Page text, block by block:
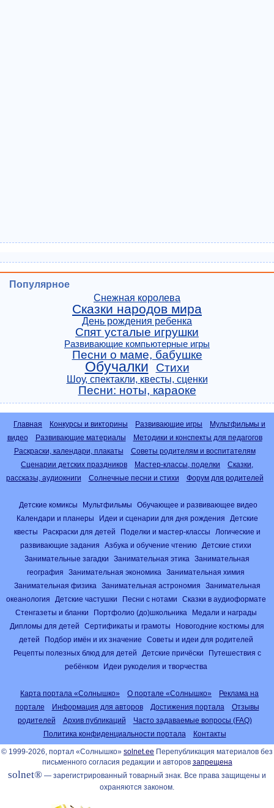
Популярное
Снежная королева
Сказки народов мира
День рождения ребенка
Спят усталые игрушки
Развивающие компьютерные игры
Песни о маме, бабушке
Обучалки Стихи
Шоу, спектакли, квесты, сценки
Песни: ноты, караоке
Главная Конкурсы и викторины Развивающие игры
Мультфильмы и
видео
Развивающие материалы
Методики и конспекты для педагогов
Раскраски, календари, плакаты
Советы родителям и воспитателям
Сценарии детских праздников
Мастер-классы, поделки
Сказки,
рассказы, аудиокниги
Солнечные песни и стихи Форум для родителей
Детские комиксы Мультфильмы
Обучающее и развивающее видео
Календари и планеры
Идеи и сценарии для дня рождения
Детские
квесты
Раскраски для детей Поделки и мастер-классы
Логические и
развивающие задания
Азбука и обучение чтению
Детские стихи
Занимательные загадки
Занимательная этика
Занимательная
география
Занимательная экономика
Занимательная химия
Занимательная физика
Занимательная астрономия
Занимательная
океанология
Детские частушки Песни с нотами
Сказки в аудиоформате
Стенгазеты и бланки
Портфолио (до)школьника
Медали и награды
Дипломы для детей
Сертификаты и грамоты
Новогодние костюмы для
детей
Подбор имён и их значение
Советы и идеи для родителей
Рецепты полезных блюд для детей
Детские причёски
Путешествия с
ребёнком
Идеи рукоделия и творчества
Карта портала «Солнышко» О портале «Солнышко»
Реклама на
портале
Информация для авторов Достижения портала
Отзывы
родителей
Архив публикаций
Часто задаваемые вопросы (FAQ)
Политика конфиденциальности портала
Контакты
© 1999-2026, портал «Солнышко» solnet.ee Перепубликация материалов без
письменного согласия редакции и авторов запрещена
solnet® — зарегистрированный товарный знак. Все права защищены и
охраняются законом.